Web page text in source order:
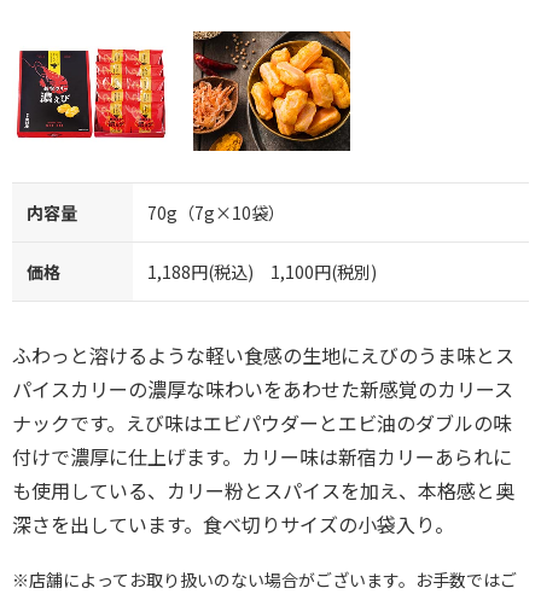
内容量 70g（7g×10袋）
価格 1,188円(税込) 1,100円(税別)
ふわっと溶けるような軽い食感の生地にえびのうま味とス
パイスカリーの濃厚な味わいをあわせた新感覚のカリース
ナックです。えび味はエビパウダーとエビ油のダブルの味
付けで濃厚に仕上げます。カリー味は新宿カリーあられに
も使用している、カリー粉とスパイスを加え、本格感と奥
深さを出しています。食べ切りサイズの小袋入り。
※店舗によってお取り扱いのない場合がございます。お手数ではご